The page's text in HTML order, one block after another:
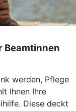
Beamtinnen
werden, Pflege
Ihnen Ihre
Diese deckt